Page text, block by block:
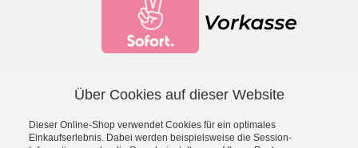
*inkl. MwSt., zzgl.Versandkosten
Über Cookies auf dieser Website
Dieser Online-Shop verwendet Cookies für ein optimales
Einkaufserlebnis. Dabei werden beispielsweise die Session-